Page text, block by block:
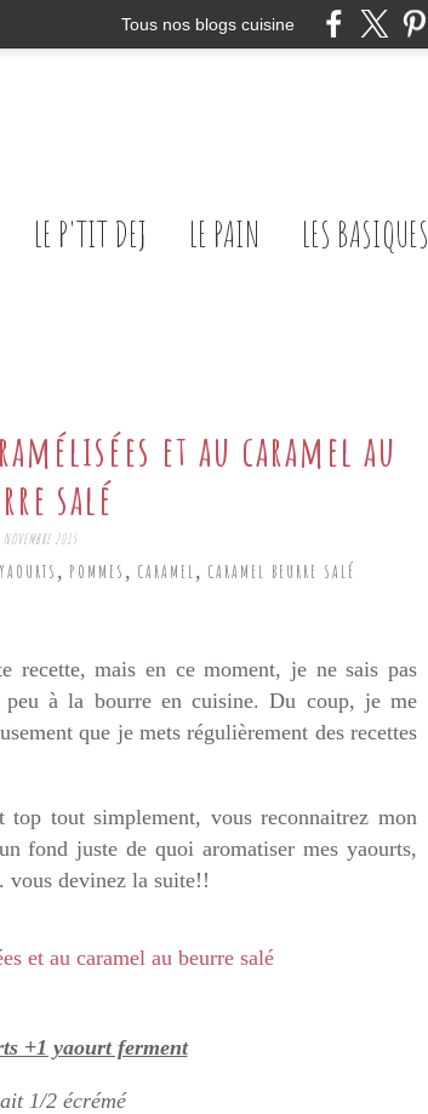
Tous nos blogs cuisine
LE P'TIT DEJ LE PAIN LES BASIQUES
et au caramel au
salé
NOVEMBRE 2015
YAOURTS , POMMES , CARAMEL, CARAMEL BEURRE SALÉ
recette, mais en ce moment, je ne sais pas
à la bourre en cuisine. Du coup, je me
que je mets régulièrement des recettes
tout simplement, vous reconnaitrez mon
fond juste de quoi aromatiser mes yaourts,
vous devinez la suite!!
+1 yaourt ferment
1/2 écrémé